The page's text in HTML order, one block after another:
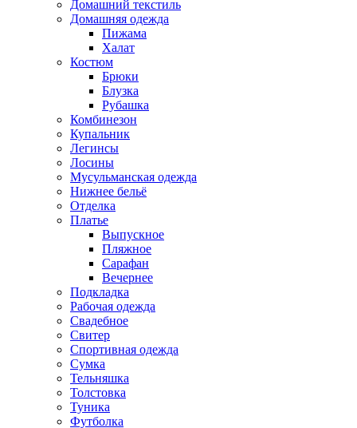
Домашний текстиль
Домашняя одежда
Пижама
Халат
Костюм
Брюки
Блузка
Рубашка
Комбинезон
Купальник
Легинсы
Лосины
Мусульманская одежда
Нижнее бельё
Отделка
Платье
Выпускное
Пляжное
Сарафан
Вечернее
Подкладка
Рабочая одежда
Свадебное
Свитер
Спортивная одежда
Сумка
Тельняшка
Толстовка
Туника
Футболка